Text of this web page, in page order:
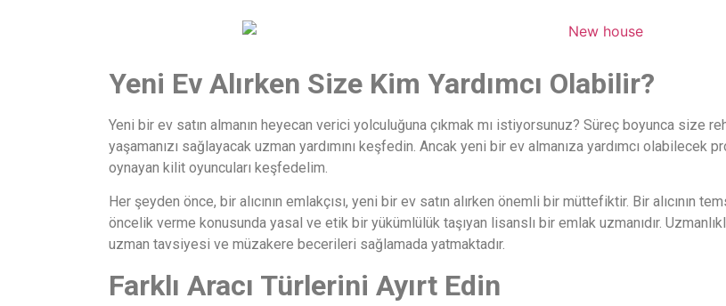
Yeni Ev Alırken Size Kim Yardımcı Olabilir?
Yeni bir ev satın almanın heyecan verici yolculuğuna çıkmak mı istiyorsunuz? Süreç boyunca size
yaşamanızı sağlayacak uzman yardımını keşfedin. Ancak yeni bir ev almanıza yardımcı
oynayan kilit oyuncuları keşfedelim.
Her şeyden önce, bir alıcının emlakçısı, yeni bir ev satın alırken önemli bir müttefiktir. Bir alıcının
öncelik verme konusunda yasal ve etik bir yükümlülük taşıyan lisanslı bir emlak uzmanıdır.
uzman tavsiyesi ve müzakere becerileri sağlamada yatmaktadır.
Farklı Aracı Türlerini Ayırt Edin